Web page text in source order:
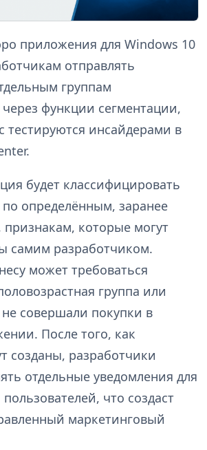
приложения для Windows 10
отправлять
группам
функции сегментации,
тестируются инсайдерами в
будет классифицировать
по определённым, заранее
которые могут
самим разработчиком.
может требоваться
группа или
совершали покупки в
После того, как
созданы, разработчики
отдельные уведомления для
что создаст
маркетинговый